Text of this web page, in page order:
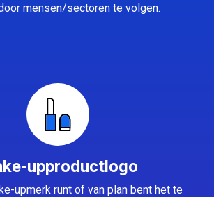
mensen/sectoren te volgen.
upproductlogo
upmerk runt of van plan bent het te